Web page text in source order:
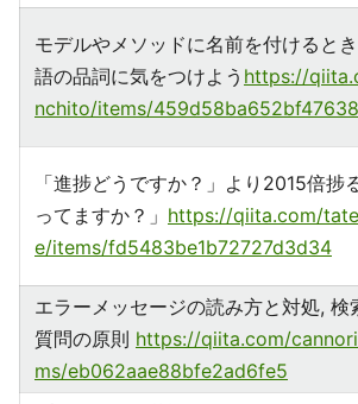
モデルやメソッドに名前を付けると
語の品詞に気をつけよう https://
nchito/items/
「進捗どうですか？」より2015倍捗
ってますか？」 https://qiita.com/
e/items/fd5483be1b72727d3d34
エラーメッセージの読み方と対処, 検
質問の原則 https://qiita.com/
ms/eb062aae88bfe2ad6fe5